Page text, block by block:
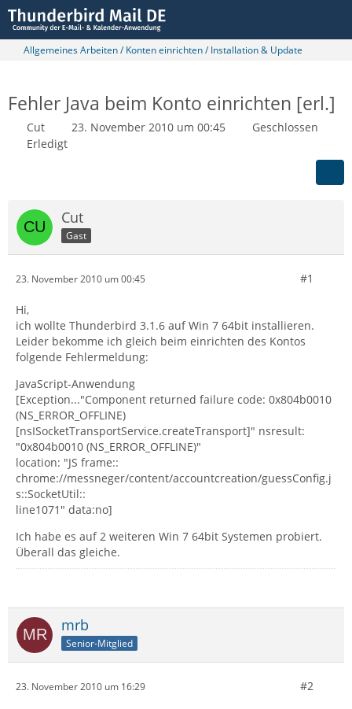
Allgemeines Arbeiten / Konten einrichten / Installation & Update
Fehler Java beim Konto einrichten [erl.]
Cut 23. November 2010 um 00:45
Geschlossen
Erledigt
Cut
Gast
23. November 2010 um 00:45 #1
Hi,
ich wollte Thunderbird 3.1.6 auf Win 7 64bit installieren.
Leider bekomme ich gleich beim einrichten des Kontos
folgende Fehlermeldung:
JavaScript-Anwendung
[Exception..."Component returned failure code: 0x804b0010
(NS_ERROR_OFFLINE)
[nsISocketTransportService.createTransport]" nsresult:
"0x804b0010 (NS_ERROR_OFFLINE)"
location: "JS frame::
chrome://messneger/content/accountcreation/guessConfig.j
s::SocketUtil::
line1071" data:no]
Ich habe es auf 2 weiteren Win 7 64bit Systemen probiert.
Überall das gleiche.
mrb
Senior-Mitglied
23. November 2010 um 16:29 #2